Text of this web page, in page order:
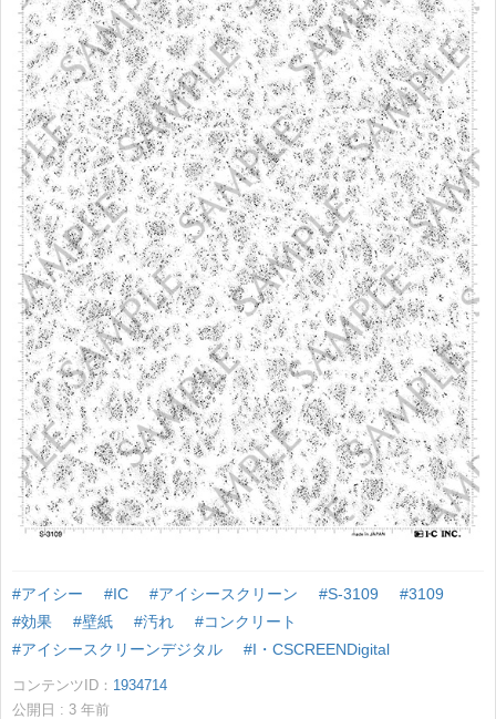
#アイシー #IC #アイシースクリーン #S-3109
#3109
#効果
#壁紙 #汚れ
#コンクリート
#アイシースクリーンデジタル
#I・CSCREENDigital
コンテンツID： 1934714
公開日 : 3 年前